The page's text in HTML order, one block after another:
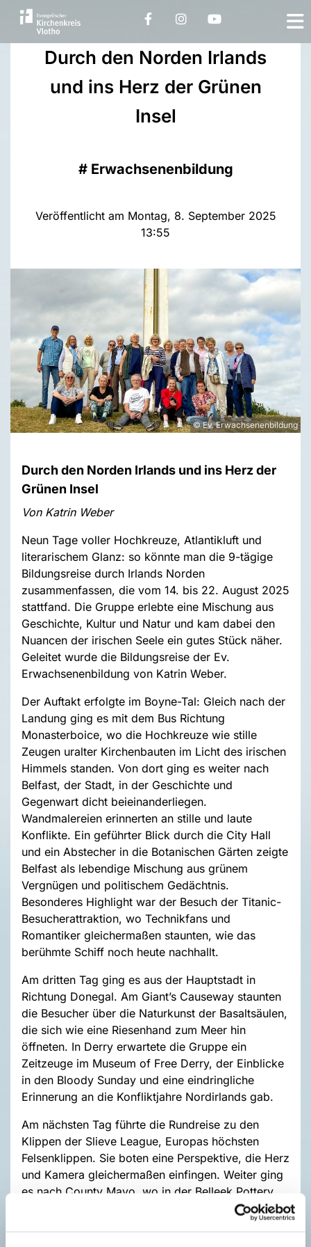
Durch den Norden Irlands
und ins Herz der Grünen
Insel
# Erwachsenenbildung
Veröffentlicht am Montag, 8. September 2025
13:55
© Ev. Erwachsenenbildung
Durch den Norden Irlands und ins Herz der
Grünen Insel
Von Katrin Weber
Neun Tage voller Hochkreuze, Atlantikluft und
literarischem Glanz: so könnte man die 9-tägige
Bildungsreise durch Irlands Norden
zusammenfassen, die vom 14. bis 22. August 2025
stattfand. Die Gruppe erlebte eine Mischung aus
Geschichte, Kultur und Natur und kam dabei den
Nuancen der irischen Seele ein gutes Stück näher.
Geleitet wurde die Bildungsreise der Ev.
Erwachsenenbildung von Katrin Weber.
Der Auftakt erfolgte im Boyne-Tal: Gleich nach der
Landung ging es mit dem Bus Richtung
Monasterboice, wo die Hochkreuze wie stille
Zeugen uralter Kirchenbauten im Licht des irischen
Himmels standen. Von dort ging es weiter nach
Belfast, der Stadt, in der Geschichte und
Gegenwart dicht beieinanderliegen.
Wandmalereien erinnerten an stille und laute
Konflikte. Ein geführter Blick durch die City Hall
und ein Abstecher in die Botanischen Gärten zeigte
Belfast als lebendige Mischung aus grünem
Vergnügen und politischem Gedächtnis.
Besonderes Highlight war der Besuch der Titanic-
Besucherattraktion, wo Technikfans und
Romantiker gleichermaßen staunten, wie das
berühmte Schiff noch heute nachhallt.
Am dritten Tag ging es aus der Hauptstadt in
Richtung Donegal. Am Giant’s Causeway staunten
die Besucher über die Naturkunst der Basaltsäulen,
die sich wie eine Riesenhand zum Meer hin
öffneten. In Derry erwartete die Gruppe ein
Zeitzeuge im Museum of Free Derry, der Einblicke
in den Bloody Sunday und eine eindringliche
Erinnerung an die Konfliktjahre Nordirlands gab.
Am nächsten Tag führte die Rundreise zu den
Klippen der Slieve League, Europas höchsten
Felsenklippen. Sie boten eine Perspektive, die Herz
und Kamera gleichermaßen einfingen. Weiter ging
es nach County Mayo, wo in der Belleek Pottery
eine Mitarbeiterin in die Handwerkstradition und
Porzellankunst einführte. Am Nachmittag stand die